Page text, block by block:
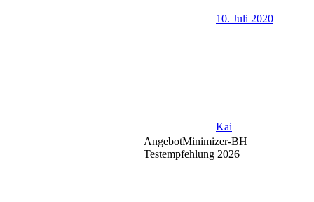
10. Juli 2020
Kai
AngebotMinimizer-BH
Testempfehlung 2026